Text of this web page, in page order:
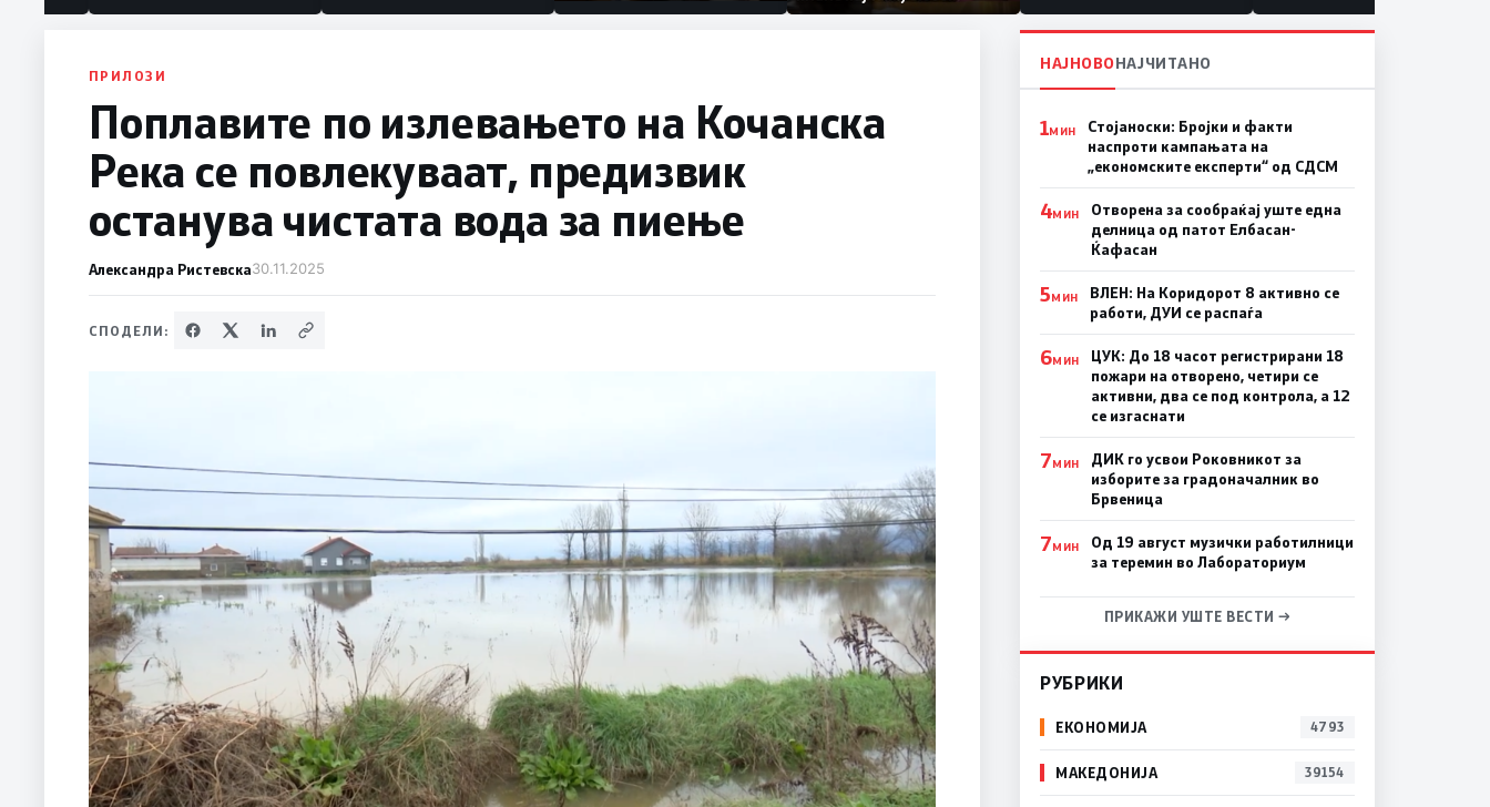
половина тунел во слепа
првачиња помалку
ПРИЛОЗИ
Поплавите по излевањето на Кочанска
Река се повлекуваат, предизвик
останува чистата вода за пиење
Александра Ристевска30.11.2025
СПОДЕЛИ:
НАЈНОВОНАЈЧИТАНО
1МИН
Стојаноски: Бројки и факти
наспроти кампањата на
„економските експерти“ од СДСM
4МИН
Отворена за сообраќај уште една
делница од патот Елбасан-
Ќафасан
5МИН
ВЛЕН: На Коридорот 8 активно се
работи, ДУИ се распаѓа
6МИН
ЦУК: До 18 часот регистрирани 18
пожари на отворено, четири се
активни, два се под контрола, а 12
се изгаснати
7МИН
ДИК го усвои Роковникот за
изборите за градоначалник во
Брвеница
7МИН
Од 19 август музички работилници
за теремин во Лабораториум
ПРИКАЖИ УШТЕ ВЕСТИ →
РУБРИКИ
ЕКОНОМИЈА 4793
МАКЕДОНИЈА 39154